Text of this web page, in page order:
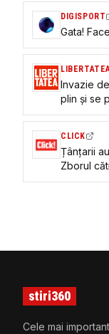
DIGISPORT
Gata!
Invazie
plin și se
„Am
CLICK
Țânțarii
Zborul
„Am
stiri360
Cele mai